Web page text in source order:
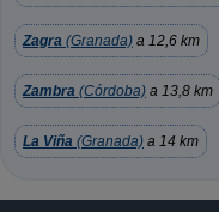
Zagra (Granada) a 12,6 km
Zambra (Córdoba) a 13,8 km
La Viña (Granada) a 14 km